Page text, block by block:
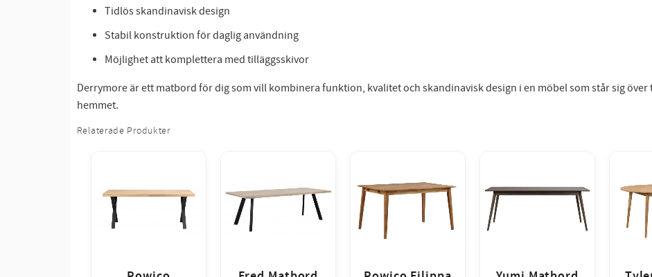
Tidlös skandinavisk design
Stabil konstruktion för daglig användning
Möjlighet att komplettera med tilläggsskivor
Derrymore är ett matbord för dig som vill kombinera funktion, kvalitet och skandinavisk design i en möbel som står sig
hemmet.
Relaterade Produkter